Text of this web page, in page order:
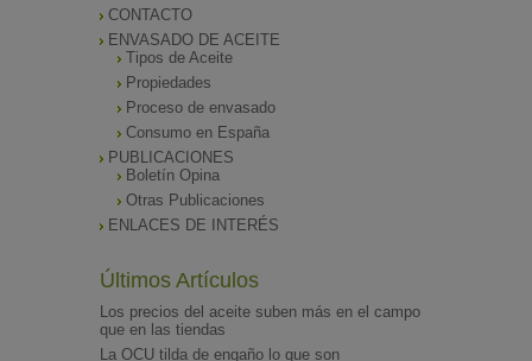
CONTACTO
ENVASADO DE ACEITE
Tipos de Aceite
Propiedades
Proceso de envasado
Consumo en España
PUBLICACIONES
Boletín Opina
Otras Publicaciones
ENLACES DE INTERÉS
Últimos Artículos
Los precios del aceite suben más en el campo
que en las tiendas
La OCU tilda de engaño lo que son